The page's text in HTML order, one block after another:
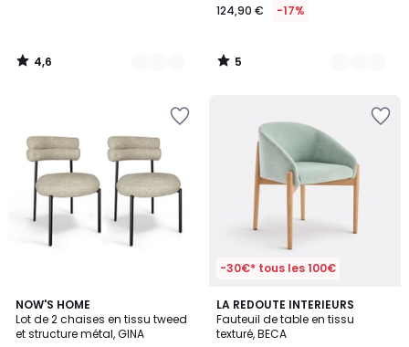
4,6
/
124,90 € -17%
5
/
NOW'S HOME
Lot de 2 chaises en tissu tweed
et structure métal, GINA
-30€* tous les 100€
LA REDOUTE INTERIEURS
Fauteuil de table en tissu
texturé, BECA
2
Couleurs